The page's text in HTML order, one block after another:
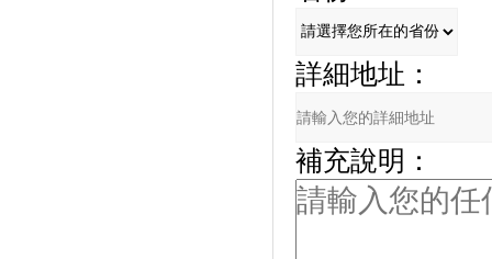
詳細地址：
補充說明：